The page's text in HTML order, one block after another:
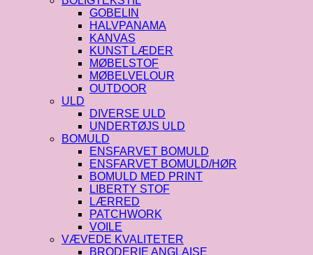
GOBELIN
HALVPANAMA
KANVAS
KUNST LÆDER
MØBELSTOF
MØBELVELOUR
OUTDOOR
ULD
DIVERSE ULD
UNDERTØJS ULD
BOMULD
ENSFARVET BOMULD
ENSFARVET BOMULD/HØR
BOMULD MED PRINT
LIBERTY STOF
LÆRRED
PATCHWORK
VOILE
VÆVEDE KVALITETER
BRODERIE ANGLAISE